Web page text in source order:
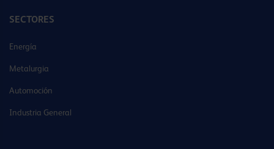
SECTORES
Energía
Metalurgia
Automoción
Industria General